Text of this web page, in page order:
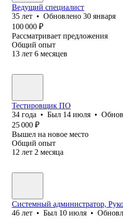
Ведущий специалист
35 лет • Обновлено 30 января
100 000 ₽
Рассматривает предложения
Общий опыт
13 лет 6 месяцев
Тестировщик ПО
34 года • Был 14 июля •
25 000 ₽
Вышел на новое место
Общий опыт
12 лет 2 месяца
Системный администратор,
46 лет • Был 10 июля •